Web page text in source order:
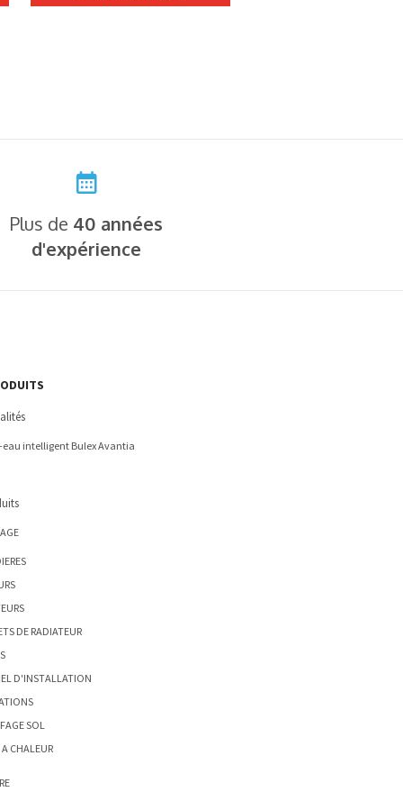
Plus de 40 années
d'expérience
eau intelligent Bulex Avantia
DE RADIATEUR
D'INSTALLATION
SOL
A CHALEUR